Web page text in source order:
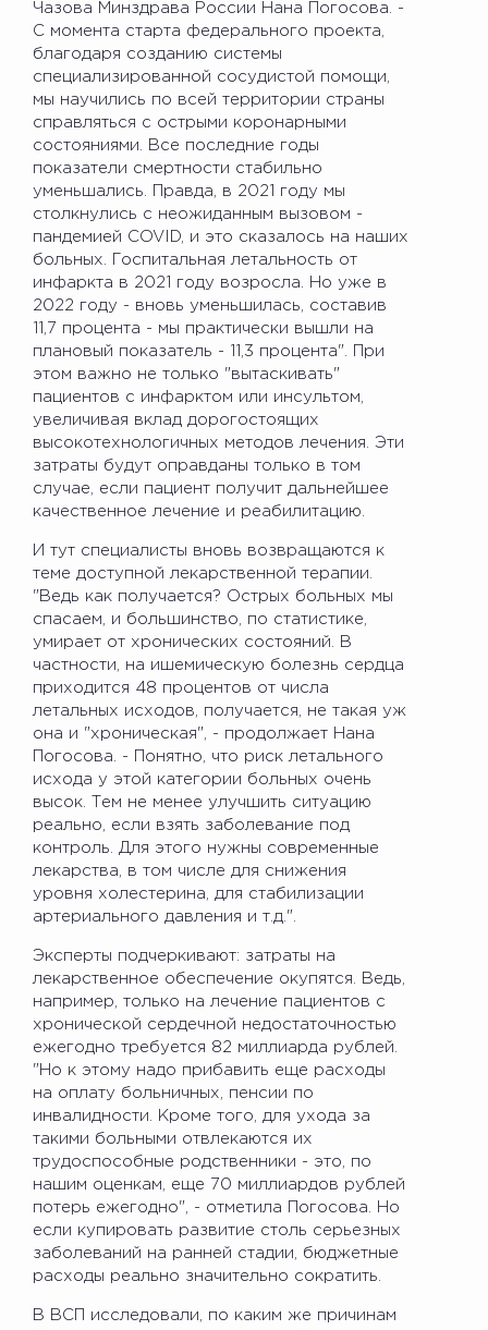
Чазова Минздрава России Нана Погосова. -
С момента старта федерального проекта,
благодаря созданию системы
специализированной сосудистой помощи,
мы научились по всей территории страны
справляться с острыми коронарными
состояниями. Все последние годы
показатели смертности стабильно
уменьшались. Правда, в 2021 году мы
столкнулись с неожиданным вызовом -
пандемией COVID, и это сказалось на наших
больных. Госпитальная летальность от
инфаркта в 2021 году возросла. Но уже в
2022 году - вновь уменьшилась, составив
11,7 процента - мы практически вышли на
плановый показатель - 11,3 процента". При
этом важно не только "вытаскивать"
пациентов с инфарктом или инсультом,
увеличивая вклад дорогостоящих
высокотехнологичных методов лечения. Эти
затраты будут оправданы только в том
случае, если пациент получит дальнейшее
качественное лечение и реабилитацию.
И тут специалисты вновь возвращаются к
теме доступной лекарственной терапии.
"Ведь как получается? Острых больных мы
спасаем, и большинство, по статистике,
умирает от хронических состояний. В
частности, на ишемическую болезнь сердца
приходится 48 процентов от числа
летальных исходов, получается, не такая уж
она и "хроническая", - продолжает Нана
Погосова. - Понятно, что риск летального
исхода у этой категории больных очень
высок. Тем не менее улучшить ситуацию
реально, если взять заболевание под
контроль. Для этого нужны современные
лекарства, в том числе для снижения
уровня холестерина, для стабилизации
артериального давления и т.д.".
Эксперты подчеркивают: затраты на
лекарственное обеспечение окупятся. Ведь,
например, только на лечение пациентов с
хронической сердечной недостаточностью
ежегодно требуется 82 миллиарда рублей.
"Но к этому надо прибавить еще расходы
на оплату больничных, пенсии по
инвалидности. Кроме того, для ухода за
такими больными отвлекаются их
трудоспособные родственники - это, по
нашим оценкам, еще 70 миллиардов рублей
потерь ежегодно", - отметила Погосова. Но
если купировать развитие столь серьезных
заболеваний на ранней стадии, бюджетные
расходы реально значительно сократить.
В ВСП исследовали, по каким же причинам